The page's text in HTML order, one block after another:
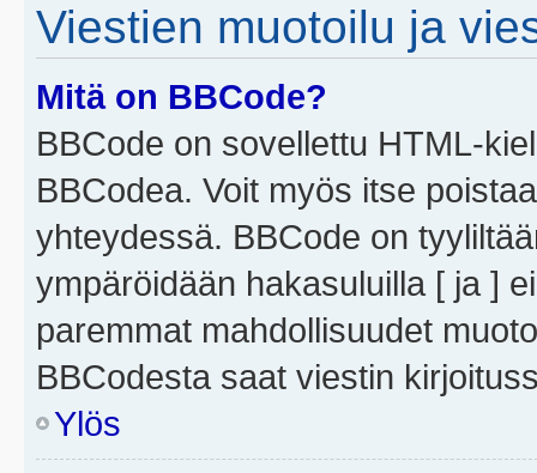
Viestien muotoilu ja
Mitä on BBCode?
BBCode on sovellettu HTML-
BBCodea. Voit myös itse
yhteydessä. BBCode on
ympäröidään hakasuluilla [ ja ]
paremmat mahdollisuudet
BBCodesta saat viestin
Ylös